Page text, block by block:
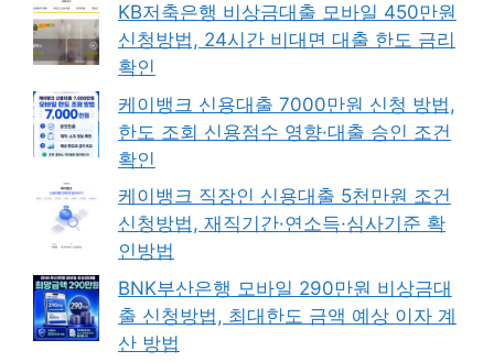
KB저축은행 비상금대출 모바일 450만원
신청방법, 24시간 비대면 대출 한도 금리
확인
케이뱅크 신용대출 7000만원 신청 방법,
한도 조회 신용점수 영향·대출 승인 조건
확인
케이뱅크 직장인 신용대출 5천만원 조건
신청방법, 재직기간·연소득·심사기준 확
인방법
BNK부산은행 모바일 290만원 비상금대
출 신청방법, 최대한도 금액 예상 이자 계
산 방법